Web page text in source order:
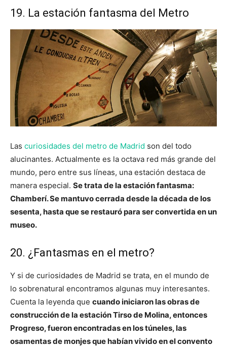
19. La estación fantasma del Metro
Las curiosidades del metro de Madrid son del todo
alucinantes. Actualmente es la octava red más grande del
mundo, pero entre sus líneas, una estación destaca de
manera especial. Se trata de la estación fantasma:
Chamberí. Se mantuvo cerrada desde la década de los
sesenta, hasta que se restauró para ser convertida en un
museo.
20. ¿Fantasmas en el metro?
Y si de curiosidades de Madrid se trata, en el mundo de
lo sobrenatural encontramos algunas muy interesantes.
Cuenta la leyenda que cuando iniciaron las obras de
construcción de la estación Tirso de Molina, entonces
Progreso, fueron encontradas en los túneles, las
osamentas de monjes que habían vivido en el convento